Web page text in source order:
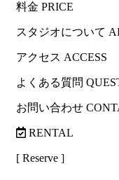
料金 PRICE
スタジオについて
アクセス ACCESS
よくある質問
お問い合わせ
RENTAL
[ Reserve ]